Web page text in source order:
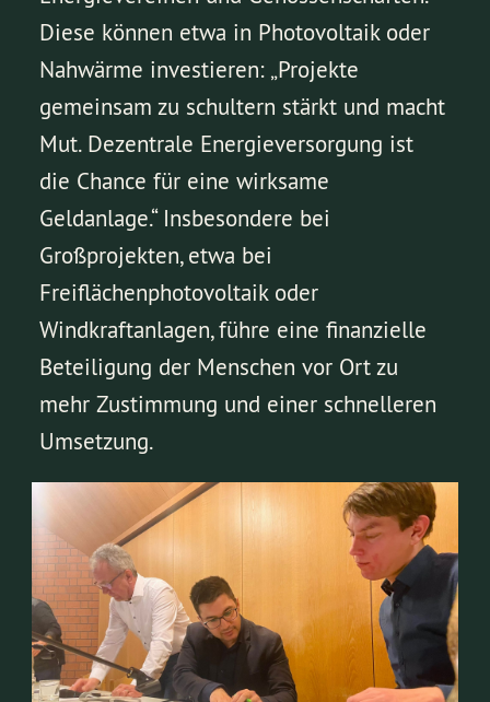
Diese können etwa in Photovoltaik oder
Nahwärme investieren: „Projekte
gemeinsam zu schultern stärkt und macht
Mut. Dezentrale Energieversorgung ist
die Chance für eine wirksame
Geldanlage.“ Insbesondere bei
Großprojekten, etwa bei
Freiflächenphotovoltaik oder
Windkraftanlagen, führe eine finanzielle
Beteiligung der Menschen vor Ort zu
mehr Zustimmung und einer schnelleren
Umsetzung.